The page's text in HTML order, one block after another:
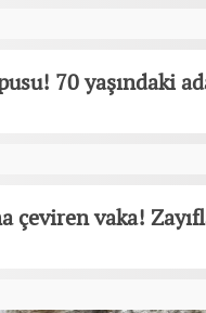
70 yaşındaki
çeviren vaka!